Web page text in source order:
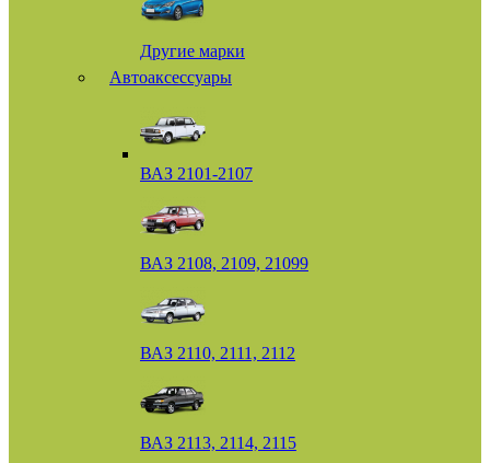
Другие марки
Автоаксессуары
ВАЗ 2101-2107
ВАЗ 2108, 2109, 21099
ВАЗ 2110, 2111, 2112
ВАЗ 2113, 2114, 2115